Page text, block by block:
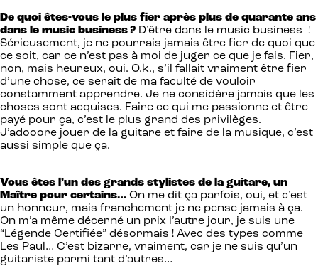
De quoi êtes-vous le plus fier après plus de quarante ans
dans le music business ? D’être dans le music business !
Sérieusement, je ne pourrais jamais être fier de quoi que
ce soit, car ce n’est pas à moi de juger ce que je fais. Fier,
non, mais heureux, oui. O.k., s’il fallait vraiment être fier
d’une chose, ce serait de ma faculté de vouloir
constamment apprendre. Je ne considère jamais que les
choses sont acquises. Faire ce qui me passionne et être
payé pour ça, c’est le plus grand des privilèges.
J’adooore jouer de la guitare et faire de la musique, c’est
aussi simple que ça.
Vous êtes l’un des grands stylistes de la guitare, un
Maître pour certains… On me dit ça parfois, oui, et c’est
un honneur, mais franchement je ne pense jamais à ça.
On m’a même décerné un prix l’autre jour, je suis une
“Légende Certifiée” désormais ! Avec des types comme
Les Paul… C’est bizarre, vraiment, car je ne suis qu’un
guitariste parmi tant d’autres…